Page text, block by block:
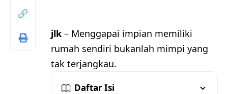
jlk – Menggapai impian memiliki
rumah sendiri bukanlah mimpi yang
tak terjangkau.
Daftar Isi